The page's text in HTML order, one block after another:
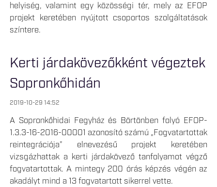
helyiség, valamint egy közösségi tér, mely az EFOP
projekt keretében nyújtott csoportos szolgáltatások
színtere.
Kerti járdakövezőkként végeztek
Sopronkőhidán
2019-10-29 14:52
A Sopronkőhidai Fegyház és Börtönben folyó EFOP-
1.3.3-16-2016-00001 azonosító számú „Fogvatartottak
reintegrációja” elnevezésű projekt keretében
vizsgázhattak a kerti járdakövező tanfolyamot végző
fogvatartottak. A mintegy 200 órás képzés végén az
akadályt mind a 13 fogvatartott sikerrel vette.